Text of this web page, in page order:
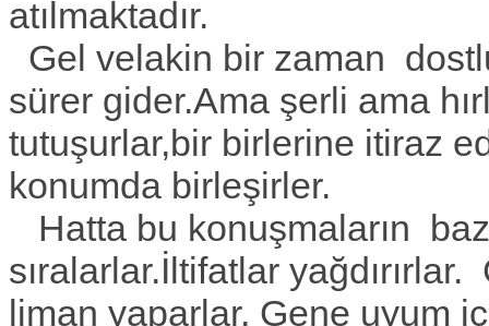
atılmaktadır.
Gel velakin bir zaman
sürer gider.Ama şerli ama
tutuşurlar,bir birlerine itiraz
konumda birleşirler.
Hatta bu konuşmaların
sıralarlar.İltifatlar
liman yaparlar. Gene uyum